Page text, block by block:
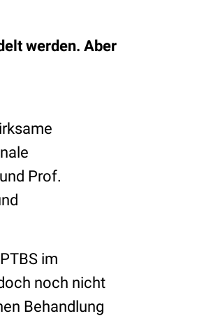
werden. Aber
Prof.
im
noch nicht
Behandlung